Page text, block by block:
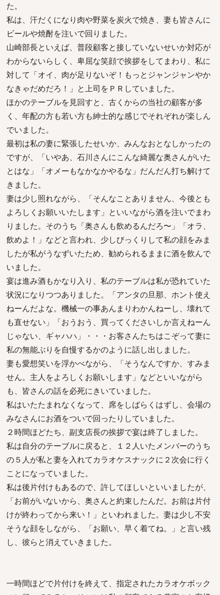
た。
私は、汗だくになり肉や野菜を炭火で焼き、妻も皆さんに
ビールや焼酎を注いで回りました。
山崎部長といえば、普段顧客と接していないせいか対応が
わからないらしく、卑屈な笑顔で挨拶をしてまわり、私に
対して「オイ、肉が足りないぞ！もっとジャンジャンやか
なきゃだめだろ！」と上司をＰＲしていました。
ほかのテーブルを見回すと、古くからの当社の顧客が多
く、年配の方も若い方も紳士的な感じでそれぞれが楽しん
でいました。
最初は私の妻に緊張したせいか、みんなおとなしかったの
ですが、「いやあ、石川さんにこんな綺麗な奥さんがいた
とはな」「オメーもなかなかやるな」だんだん打ち解けて
きました。
妻は少し照れながら、「そんなことありません、今後とも
よろしくお願いいたします」といいながら酒を注いでまわ
りました。そのうち「奥さんも飲めるんだろ〜」「オラ、
飲めよ！」などと言われ、少しびっくりして私の顔をみま
したが私がうなずいたため、勧められるままに酒を飲んで
いました。
宴は進み酒もかなり入り、私のテーブルは私が恐れていた
状況になりつつありました。「アンタの旦那、ホント使え
ねーんだよな。機械一の事あんまりわかんねーし、壊れて
も直せない」「おうおう、買ってくださいしか言えねーん
じゃない、ギャハハ」・・・お客さんたちはこぞって妻に
私の無能ぶりを自慢するかのように話し出しました。
妻も愛想笑いを浮かべながら、「そうなんですか、すみま
せん。主人をよろしくお願いします」などといいながら
も、皆さんの話を必死にきいていました。
私はいたたまれなくなって、席をしばらくはずし、会場の
みなさんにお酒をついで回ったりしていました。
２時間ほどたち、副支店長の挨拶で宴は終了しました。
私は自分のテーブルに戻ると、１２人いたメンバーのうち
の５人が私と妻を入れてカラオケスナックに２次会に行く
ことになっていました。
私は後片付けもあるので、許してほしいといいましたが、
「お前がいないから、奥さんと約束したんだ。お前は片付
けが終わってから来い！」といわれました。妻は少し不安
そうな顔をしながら、「お願い、早く着てね。」と言い残
し、彼らと消えていきました。
一時間ほどで片付けを終えて、指定されたカラオケボック